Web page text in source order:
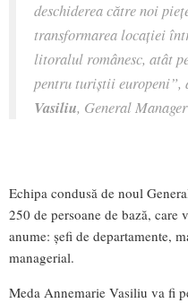
deschiderea către noi
transformarea locației
litoralul românesc, atât
pentru turiștii europeni”,
Vasiliu, General
Echipa condusă de noul
250 de persoane de bază, care
anume: șefi de departamente,
managerial.
Meda Annemarie Vasiliu va fi